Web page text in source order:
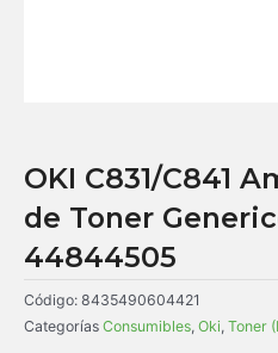
OKI C831/C841
de Toner
44844505
Código: 8435490604421
Categorías Consumibles, Oki, Toner